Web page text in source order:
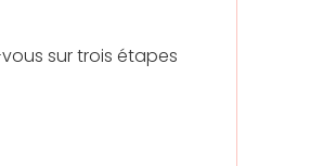
sur trois étapes